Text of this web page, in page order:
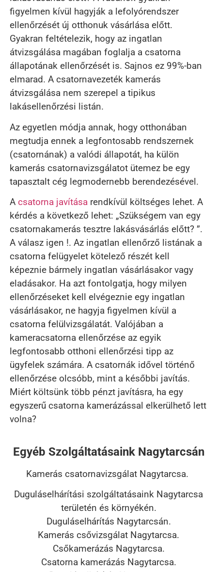
figyelmen kívül hagyják a lefolyórendszer
ellenőrzését új otthonuk vásárlása előtt.
Gyakran feltételezik, hogy az ingatlan
átvizsgálása magában foglalja a csatorna
állapotának ellenőrzését is. Sajnos ez 99%-ban
elmarad. A csatornavezeték kamerás
átvizsgálása nem szerepel a tipikus
lakásellenőrzési listán.
Az egyetlen módja annak, hogy otthonában
megtudja ennek a legfontosabb rendszernek
(csatornának) a valódi állapotát, ha külön
kamerás csatornavizsgálatot ütemez be egy
tapasztalt cég legmodernebb berendezésével.
A csatorna javítása rendkívül költséges lehet. A
kérdés a következő lehet: „Szükségem van egy
csatornakamerás tesztre lakásvásárlás előtt? ”.
A válasz igen !. Az ingatlan ellenőrző listának a
csatorna felügyelet kötelező részét kell
képeznie bármely ingatlan vásárlásakor vagy
eladásakor. Ha azt fontolgatja, hogy milyen
ellenőrzéseket kell elvégeznie egy ingatlan
vásárlásakor, ne hagyja figyelmen kívül a
csatorna felülvizsgálatát. Valójában a
kameracsatorna ellenőrzése az egyik
legfontosabb otthoni ellenőrzési tipp az
ügyfelek számára. A csatornák idővel történő
ellenőrzése olcsóbb, mint a későbbi javítás.
Miért költsünk több pénzt javításra, ha egy
egyszerű csatorna kamerázással elkerülhető lett
volna?
Egyéb Szolgáltatásaink Nagytarcsán
Kamerás csatornavizsgálat Nagytarcsa.
Duguláselhárítási szolgáltatásaink Nagytarcsa
területén és környékén.
Duguláselhárítás Nagytarcsán.
Kamerás csővizsgálat Nagytarcsa.
Csőkamerázás Nagytarcsa.
Csatorna kamerázás Nagytarcsa.